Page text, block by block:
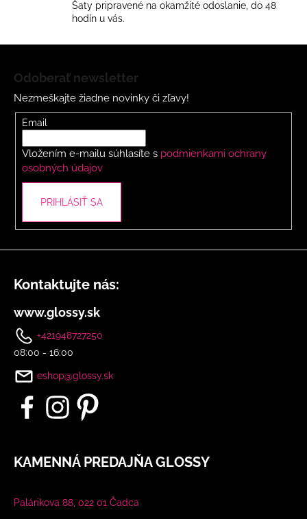
á
c
p
r
y
s
u
Šaty pripravené na okamžité odoslanie, do 48
hodín u vás.
Odoberať newsletter
Nezmeškajte žiadne novinky či zľavy!
Email
Vložením e-mailu súhlasíte s podmienkami ochrany
osobných údajov
PRIHLÁSIŤ SA
Kontaktujte nás:
www.glossy.sk
+421948727250
08:00 - 16:00
eshop@glossy.sk
KAMENNÁ PREDAJŇA GLOSSY
Palárikova 88, 022 01 Čadca